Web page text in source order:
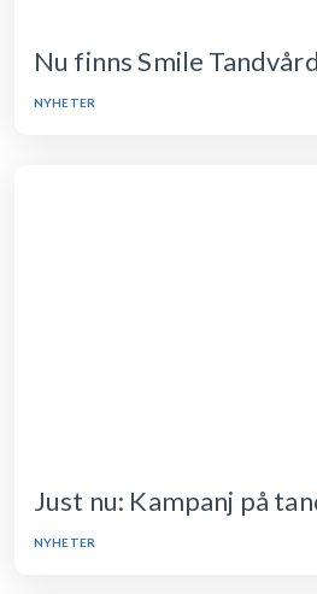
Nu finns Smile
NYHETER
Just nu: Kampanj på
NYHETER